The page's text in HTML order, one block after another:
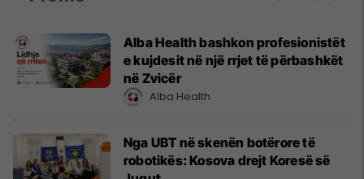
Alba Health bashkon profesionistët
e kujdesit në një rrjet të përbashkët
në Zvicër
Alba Health
Nga UBT në skenën botërore të
robotikës: Kosova drejt Koresë së